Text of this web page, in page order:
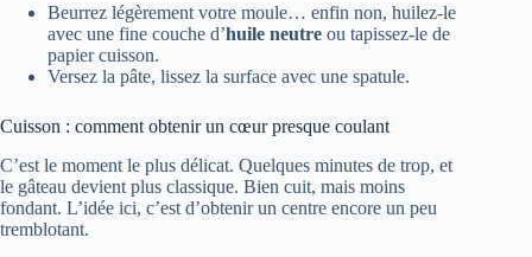
Beurrez légèrement votre moule… enfin non, huilez-le
avec une fine couche d’huile neutre ou tapissez-le de
papier cuisson.
Versez la pâte, lissez la surface avec une spatule.
Cuisson : comment obtenir un cœur presque coulant
C’est le moment le plus délicat. Quelques minutes de trop, et
le gâteau devient plus classique. Bien cuit, mais moins
fondant. L’idée ici, c’est d’obtenir un centre encore un peu
tremblotant.